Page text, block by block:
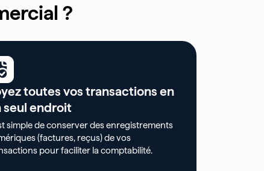
?
toutes vos transactions en
seul endroit
simple de conserver des enregistrements
(factures, reçus) de vos
pour faciliter la comptabilité.